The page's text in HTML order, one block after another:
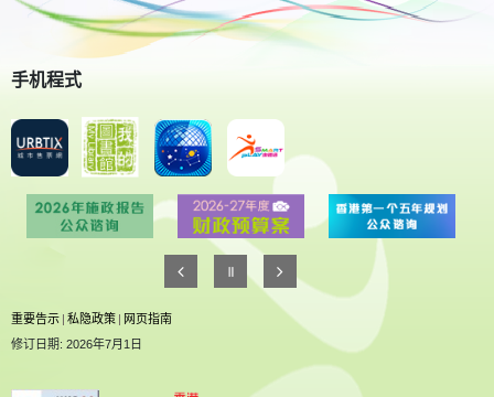
手机程式
重要告示 | 私隐政策 | 网页指南
修订日期: 2026年7月1日